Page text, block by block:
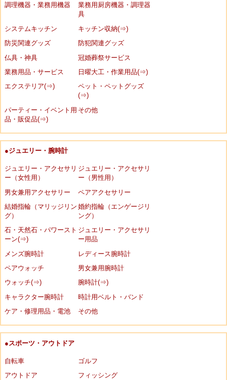
調理機器・業務用機器
業務用厨房機器・調理器
具
システムキッチン
キッチン収納(⇒)
防災関連グッズ
防犯関連グッズ
仏具・神具
冠婚葬祭サービス
業務用品・サービス
日曜大工・作業用品(⇒)
エクステリア(⇒)
ペット・ペットグッズ
(⇒)
パーティー・イベント用
品・販促品(⇒)
その他
●ジュエリー・腕時計
ジュエリー・アクセサリ
ー（女性用）
ジュエリー・アクセサリ
ー（男性用）
男女兼用アクセサリー
ペアアクセサリー
結婚指輪（マリッジリン
グ）
婚約指輪（エンゲージリ
ング）
石・天然石・パワースト
ーン(⇒)
ジュエリー・アクセサリ
ー用品
メンズ腕時計
レディース腕時計
ペアウォッチ
男女兼用腕時計
ウォッチ(⇒)
腕時計(⇒)
キャラクター腕時計
時計用ベルト・バンド
ケア・修理用品・電池
その他
●スポーツ・アウトドア
自転車
ゴルフ
アウトドア
フィッシング